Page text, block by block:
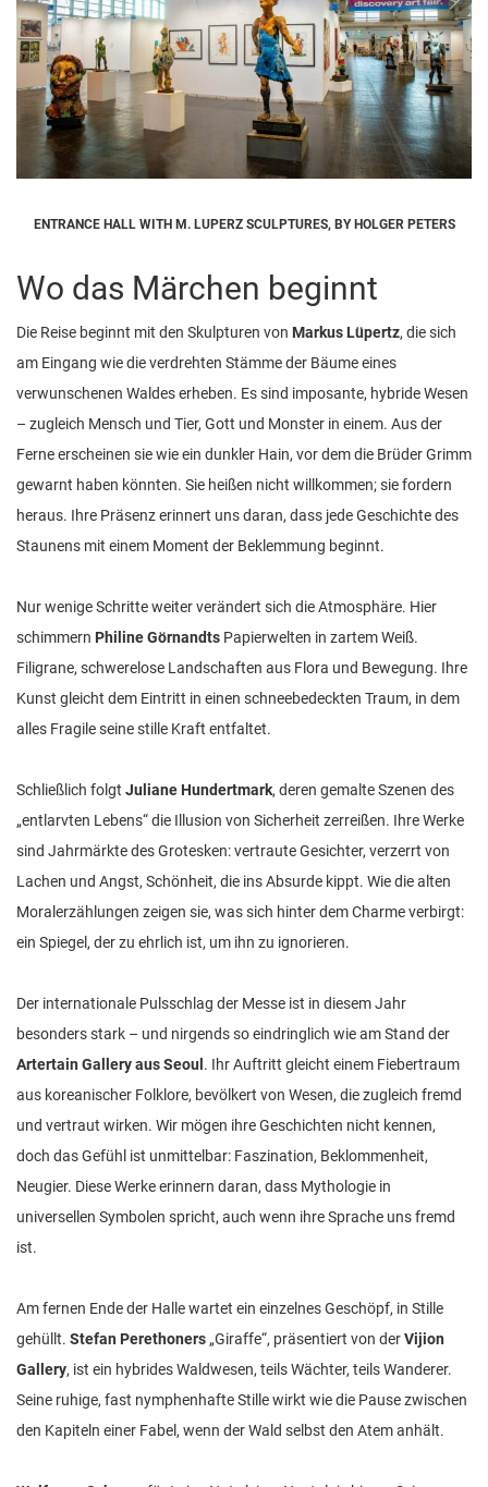
ENTRANCE HALL WITH M. LUPERZ SCULPTURES, BY HOLGER PETERS
Wo das Märchen beginnt
Die Reise beginnt mit den Skulpturen von Markus Lüpertz, die sich
am Eingang wie die verdrehten Stämme der Bäume eines
verwunschenen Waldes erheben. Es sind imposante, hybride Wesen
– zugleich Mensch und Tier, Gott und Monster in einem. Aus der
Ferne erscheinen sie wie ein dunkler Hain, vor dem die Brüder Grimm
gewarnt haben könnten. Sie heißen nicht willkommen; sie fordern
heraus. Ihre Präsenz erinnert uns daran, dass jede Geschichte des
Staunens mit einem Moment der Beklemmung beginnt.
Nur wenige Schritte weiter verändert sich die Atmosphäre. Hier
schimmern Philine Görnandts Papierwelten in zartem Weiß.
Filigrane, schwerelose Landschaften aus Flora und Bewegung. Ihre
Kunst gleicht dem Eintritt in einen schneebedeckten Traum, in dem
alles Fragile seine stille Kraft entfaltet.
Schließlich folgt Juliane Hundertmark, deren gemalte Szenen des
„entlarvten Lebens“ die Illusion von Sicherheit zerreißen. Ihre Werke
sind Jahrmärkte des Grotesken: vertraute Gesichter, verzerrt von
Lachen und Angst, Schönheit, die ins Absurde kippt. Wie die alten
Moralerzählungen zeigen sie, was sich hinter dem Charme verbirgt:
ein Spiegel, der zu ehrlich ist, um ihn zu ignorieren.
Der internationale Pulsschlag der Messe ist in diesem Jahr
besonders stark – und nirgends so eindringlich wie am Stand der
Artertain Gallery aus Seoul . Ihr Auftritt gleicht einem Fiebertraum
aus koreanischer Folklore, bevölkert von Wesen, die zugleich fremd
und vertraut wirken. Wir mögen ihre Geschichten nicht kennen,
doch das Gefühl ist unmittelbar: Faszination, Beklommenheit,
Neugier. Diese Werke erinnern daran, dass Mythologie in
universellen Symbolen spricht, auch wenn ihre Sprache uns fremd
ist.
Am fernen Ende der Halle wartet ein einzelnes Geschöpf, in Stille
gehüllt. Stefan Perethoners „Giraffe“, präsentiert von derVijion
Gallery, ist ein hybrides Waldwesen, teils Wächter, teils Wanderer.
Seine ruhige, fast nymphenhafte Stille wirkt wie die Pause zwischen
den Kapiteln einer Fabel, wenn der Wald selbst den Atem anhält.